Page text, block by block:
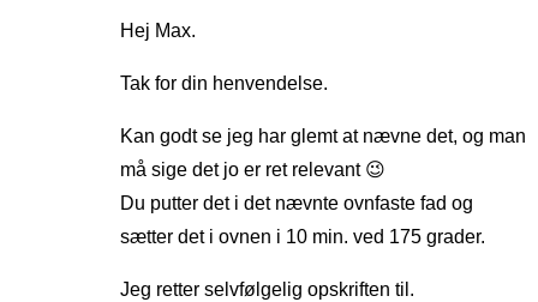
Hej Max.
Tak for din henvendelse.
Kan godt se jeg har glemt at nævne det, og man
må sige det jo er ret relevant 😉
Du putter det i det nævnte ovnfaste fad og
sætter det i ovnen i 10 min. ved 175 grader.
Jeg retter selvfølgelig opskriften til.